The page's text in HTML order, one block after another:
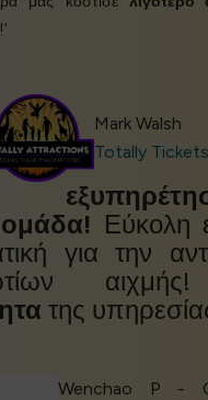
Mark Walsh
Totally Tickets
ομάδα! Εύκολη
για την
της
Wenchao P -